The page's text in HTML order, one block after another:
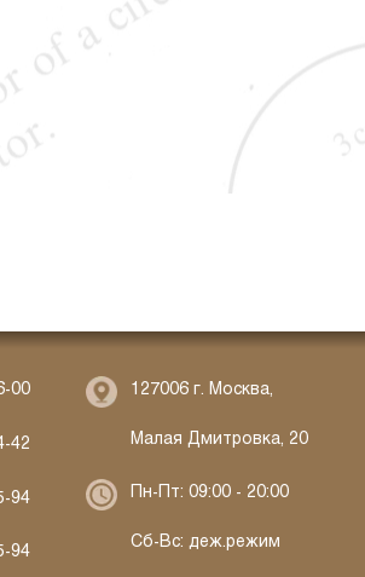
00
42
94
94
127006 г. Москва,
Малая Дмитровка, 20
Пн-Пт: 09:00 - 20:00
Сб-Вс: деж.режим